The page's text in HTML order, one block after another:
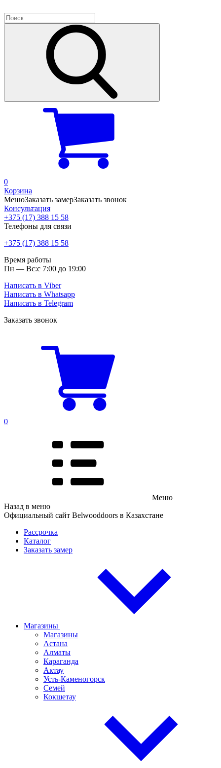
0
Корзина
МенюЗаказать замерЗаказать звонок
Консультация
+375 (17) 388 15 58
Телефоны для связи
+375 (17) 388 15 58
Время работы
Пн — Вс:с 7:00 до 19:00
Написать в Viber
Написать в Whatsapp
Написать в Telegram
Заказать звонок
0
Меню
Назад в меню
Официальный сайт Belwooddoors в Казахстане
Рассрочка
Каталог
Заказать замер
Магазины
Магазины
Астана
Алматы
Караганда
Актау
Усть-Каменогорск
Семей
Кокшетау